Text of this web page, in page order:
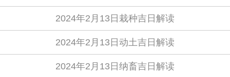
2024年2月13日栽种吉日解读
2024年2月13日动土吉日解读
2024年2月13日纳畜吉日解读